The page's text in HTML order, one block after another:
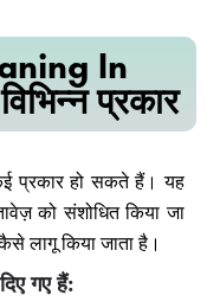
In
प्रकार
प्रकार हो सकते हैं। यह
को संशोधित किया जा
लागू किया जाता है।
गए हैं: